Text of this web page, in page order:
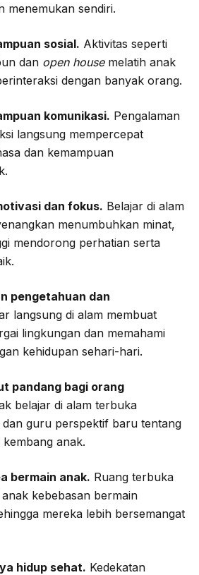
menemukan sendiri.
sosial. Aktivitas seperti
dan open housemelatih anak
dengan banyak orang.
komunikasi. Pengalaman
langsung mempercepat
dan kemampuan
dan fokus. Belajar di alam
menumbuhkan minat,
mendorong perhatian serta
pengetahuan dan
langsung di alam membuat
lingkungan dan memahami
kehidupan sehari-hari.
pandang bagi orang
belajar di alam terbuka
guru perspektif baru tentang
anak.
bermain anak. Ruang terbuka
kebebasan bermain
mereka lebih bersemangat
hidup sehat. Kedekatan